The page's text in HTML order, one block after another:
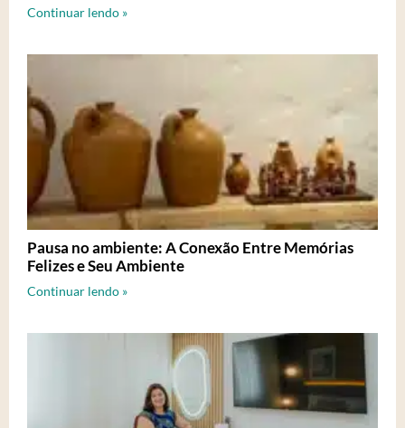
Continuar lendo »
Pausa no ambiente: A Conexão Entre Memórias
Felizes e Seu Ambiente
Continuar lendo »